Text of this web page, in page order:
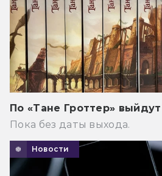
По «Тане Гроттер»
Пока без даты выхода.
Новости